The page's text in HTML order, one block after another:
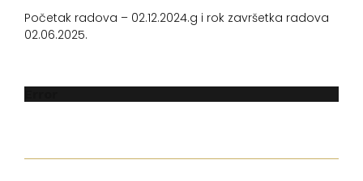
Početak radova – 02.12.2024.g i rok završetka radova
02.06.2025.